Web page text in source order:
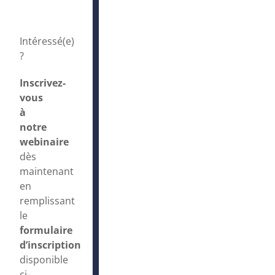
Intéressé(e)
?
Inscrivez-
vous
à
notre
webinaire
dès
maintenant
en
remplissant
le
formulaire
d’inscription
disponible